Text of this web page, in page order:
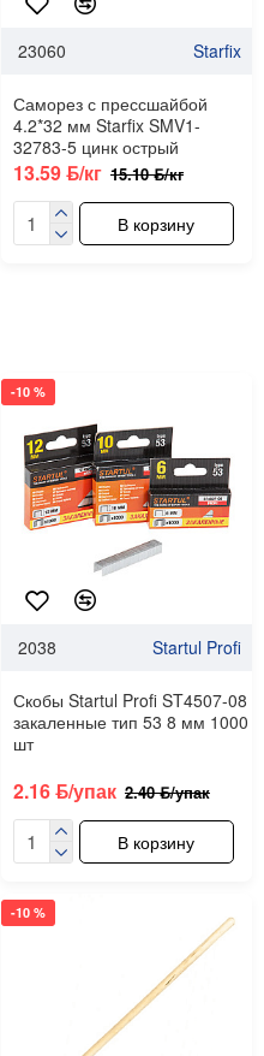
23060 Starfix
Саморез с прессшайбой
4.2*32 мм Starfix SMV1-
32783-5 цинк острый
13.59 ƃ/кг 15.10 ƃ/кг
В корзину
-10 %
2038 Startul Profi
Скобы Startul Profi ST4507-08
закаленные тип 53 8 мм 1000
шт
2.16 ƃ/упак 2.40 ƃ/упак
В корзину
-10 %